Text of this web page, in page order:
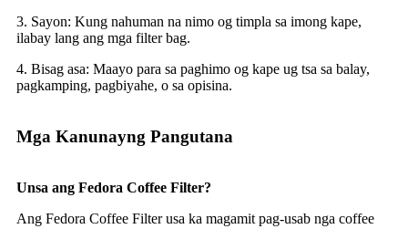
3. Sayon: Kung nahuman na nimo og timpla sa imong kape,
ilabay lang ang mga filter bag.
4. Bisag asa: Maayo para sa paghimo og kape ug tsa sa balay,
pagkamping, pagbiyahe, o sa opisina.
Mga Kanunayng Pangutana
Unsa ang Fedora Coffee Filter?
Ang Fedora Coffee Filter usa ka magamit pag-usab nga coffee